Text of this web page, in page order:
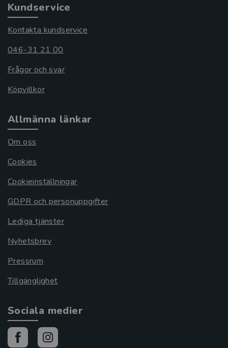
Kundservice
Kontakta kundservice
046-31 21 00
Frågor och svar
Köpvillkor
Allmänna länkar
Om oss
Cookies
Cookieinställningar
GDPR och personuppgifter
Lediga tjänster
Nyhetsbrev
Pressrum
Tillgänglighet
Sociala medier